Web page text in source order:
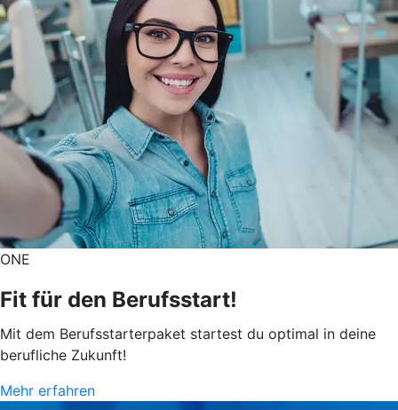
ONE
Fit für den Berufsstart!
Mit dem Berufsstarterpaket startest du optimal in deine
berufliche Zukunft!
Mehr erfahren